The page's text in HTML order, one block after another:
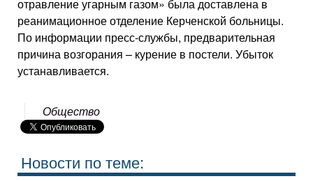
отравление угарным газом» была доставлена в
реанимационное отделение Керченской больницы.
По информации пресс-службы, предварительная
причина возгорания – курение в постели. Убыток
устанавливается.
Общество
Новости по теме: